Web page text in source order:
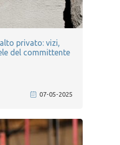
privato: vizi,
del committente
07-05-2025